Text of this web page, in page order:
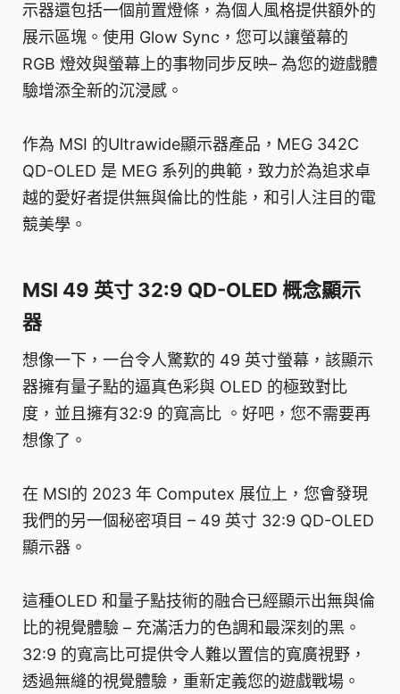
示器還包括一個前置燈條，為個人風格提供額外的
展示區塊。使用 Glow Sync，您可以讓螢幕的
RGB 燈效與螢幕上的事物同步反映– 為您的遊戲體
驗增添全新的沉浸感。
作為 MSI 的Ultrawide顯示器產品，MEG 342C
QD-OLED 是 MEG 系列的典範，致力於為追求卓
越的愛好者提供無與倫比的性能，和引人注目的電
競美學。
MSI 49 英寸 32:9 QD-OLED 概念顯示
器
想像一下，一台令人驚歎的 49 英寸螢幕，該顯示
器擁有量子點的逼真色彩與 OLED 的極致對比
度，並且擁有32:9 的寬高比 。好吧，您不需要再
想像了。
在 MSI的 2023 年 Computex 展位上，您會發現
我們的另一個秘密項目 – 49 英寸 32:9 QD-OLED
顯示器。
這種OLED 和量子點技術的融合已經顯示出無與倫
比的視覺體驗 – 充滿活力的色調和最深刻的黑。
32:9 的寬高比可提供令人難以置信的寬廣視野，
透過無縫的視覺體驗，重新定義您的遊戲戰場。